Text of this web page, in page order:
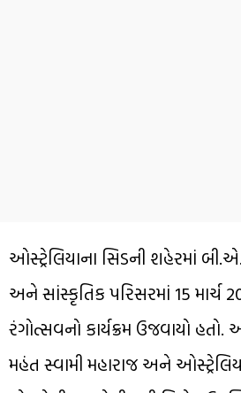
ઓસ્ટ્રેલિયાના સિડની શહેરમાં
અને સાંસ્કૃતિક પરિસરમાં 15 માર્ચ
રંગોત્સવનો કાર્યક્રમ ઉજવાયો
મહંત સ્વામી મહારાજ અને